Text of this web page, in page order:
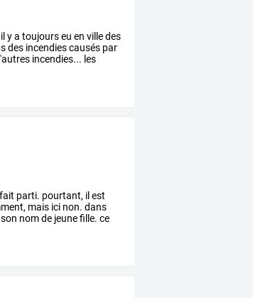
il ya toujourseu en villedes
des incendiescausés par
incendies... les
fait parti. pourtant, il est
mais ici non. dans
son nomde jeunefille. ce